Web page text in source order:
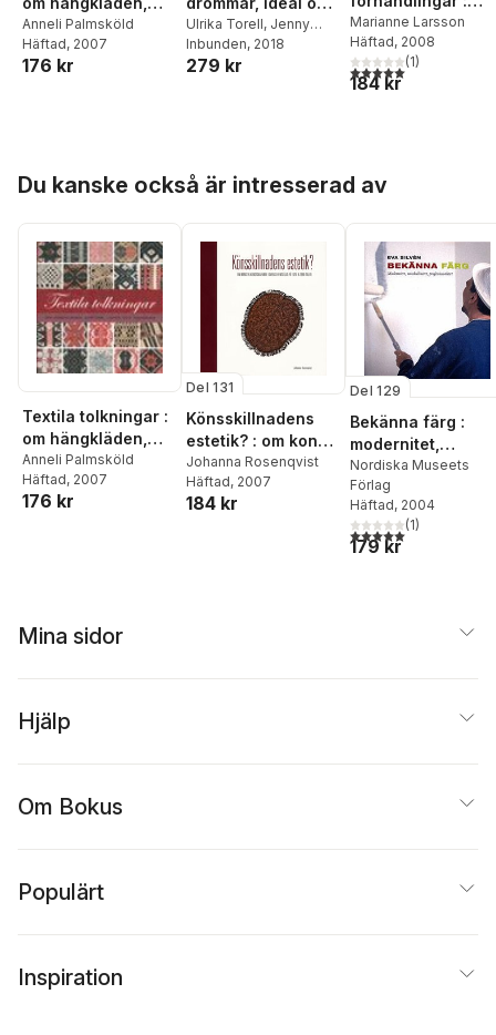
drättar, lister och
takdukar
Anneli Palmsköld
Häftad, 2007
176 kr
vardagsliv under
det långa 1900-
talet
Ulrika Torell, Jenny
Lee,Roger Qvarsell
Helena Bergman
Inbunden, 2018
279 kr
hierarkier och
genusrelationer i
Postens kläder
1636 - 2008
Marianne Larsson
Häftad, 2008
5,0utav 5 stjärnor.
(1)
184 kr
Du kanske också är intresserad av
Textila tolkningar :
om hängkläden,
drättar, lister och
takdukar
Anneli Palmsköld
Häftad, 2007
176 kr
Del 131
Könsskillnadens
estetik? : om konst
och konstskapande
i svensk hemslöjd
på 1920- och
Johanna Rosenqvist
Häftad, 2007
184 kr
Del 129
Bekänna färg :
modernitet,
maskulinitet,
professionalitet
Nordiska Museets
Förlag
Häftad, 2004
5,0utav 5 stjärnor.
(1)
179 kr
Mina sidor
Hjälp
Om Bokus
Populärt
Inspiration